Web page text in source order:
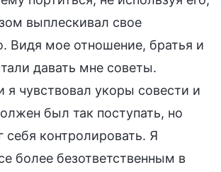
выплескивал свое
Видя мое отношение, братья и
давать мне советы.
я чувствовал укоры совести и
был так поступать, но
себя контролировать. Я
более безответственным в